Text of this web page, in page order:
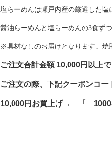
塩らーめんは瀬戸内産の厳選した塩
醤油らーめんと塩らーめんの3食ず
※具材なしのお届けとなります。焼
ご注文合計金額 10,000円以上で
ご注文の際、下記クーポンコー
10,000円お買上げ→ 「